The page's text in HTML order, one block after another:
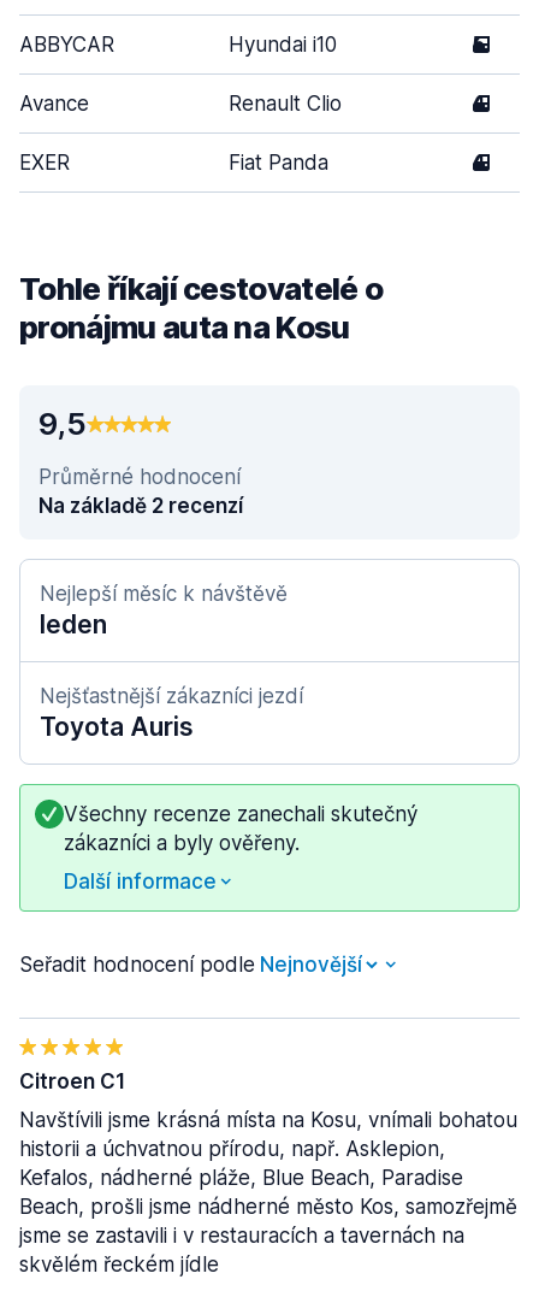
ABBYCAR Hyundai i10 5
Avance Renault Clio 4
EXER Fiat Panda 4
Tohle říkají cestovatelé o
pronájmu auta na Kosu
9,5
Průměrné hodnocení
Na základě 2 recenzí
Nejlepší měsíc k návštěvě
leden
Nejšťastnější zákazníci jezdí
Toyota Auris
Všechny recenze zanechali skutečný
zákazníci a byly ověřeny.
Další informace
Seřadit hodnocení podle
Citroen C1
Navštívili jsme krásná místa na Kosu, vnímali bohatou
historii a úchvatnou přírodu, např. Asklepion,
Kefalos, nádherné pláže, Blue Beach, Paradise
Beach, prošli jsme nádherné město Kos, samozřejmě
jsme se zastavili i v restauracích a tavernách na
skvělém řeckém jídle